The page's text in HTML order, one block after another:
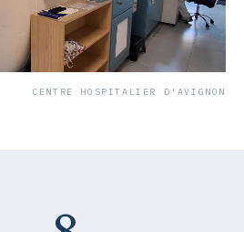
CENTRE HOSPITALIER D'AVIGNON